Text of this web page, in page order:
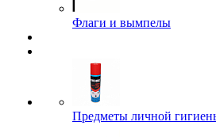
Флаги и вымпелы
Предметы личной